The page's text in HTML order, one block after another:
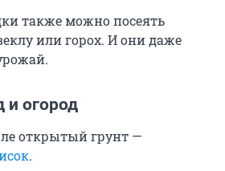
также можно посеять
или горох. И они даже
и огород
открытый грунт —
.